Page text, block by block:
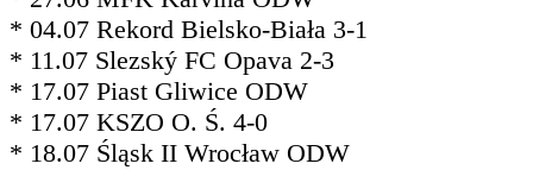
* 04.07 Rekord Bielsko-Biała 3-1
* 11.07 Slezský FC Opava 2-3
* 17.07 Piast Gliwice ODW
* 17.07 KSZO O. Ś. 4-0
* 18.07 Śląsk II Wrocław ODW